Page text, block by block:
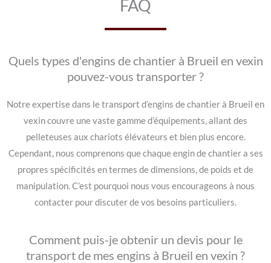
FAQ
Quels types d'engins de chantier à Brueil en vexin
pouvez-vous transporter ?
Notre expertise dans le transport d’engins de chantier à Brueil en
vexin couvre une vaste gamme d’équipements, allant des
pelleteuses aux chariots élévateurs et bien plus encore.
Cependant, nous comprenons que chaque engin de chantier a ses
propres spécificités en termes de dimensions, de poids et de
manipulation. C’est pourquoi nous vous encourageons à nous
contacter pour discuter de vos besoins particuliers.
Comment puis-je obtenir un devis pour le
transport de mes engins à Brueil en vexin ?